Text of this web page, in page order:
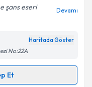
ilişkin
Aydınlatma
belirtilen
ediyorum.
şans eseri
Devamı
Haritada Göster
No:22A
Et